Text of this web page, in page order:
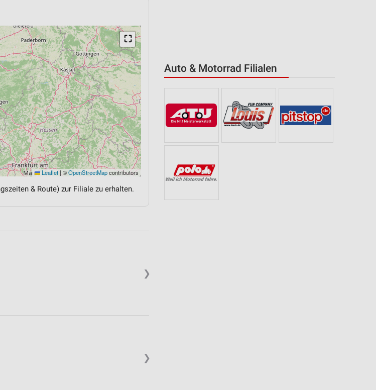
Auto & Motorrad Filialen
⛶
Leaflet | ©OpenStreetMapcontributors
& Route) zur Filiale zu erhalten.
❯
❯